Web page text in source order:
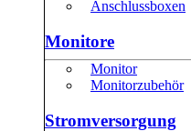
Anschlussboxen
Monitore
Monitor
Monitorzubehör
Stromversorgung